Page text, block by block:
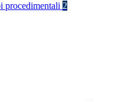
procedimentali 2